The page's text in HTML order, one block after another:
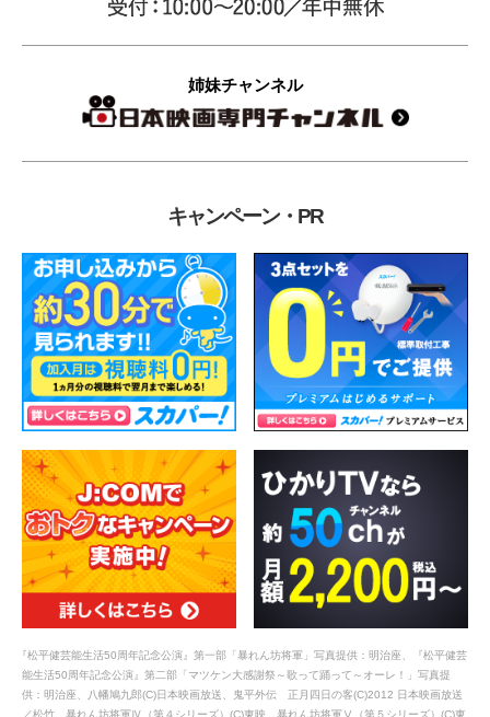
姉妹チャンネル
キャンペーン・PR
『松平健芸能生活50周年記念公演』第一部「暴れん坊将軍」写真提供：明治座、『松平健芸
能生活50周年記念公演』第二部「マツケン大感謝祭～歌って踊って～オーレ！」写真提
供：明治座、八幡鳩九郎(C)日本映画放送、鬼平外伝 正月四日の客(C)2012 日本映画放送
／松竹、暴れん坊将軍Ⅳ（第４シリーズ）(C)東映、暴れん坊将軍Ⅴ（第５シリーズ）(C)東